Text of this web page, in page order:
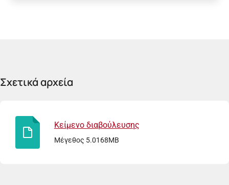
Σχετικά αρχεία
Κείμενο διαβούλευσης
Μέγεθος 5.0168MB